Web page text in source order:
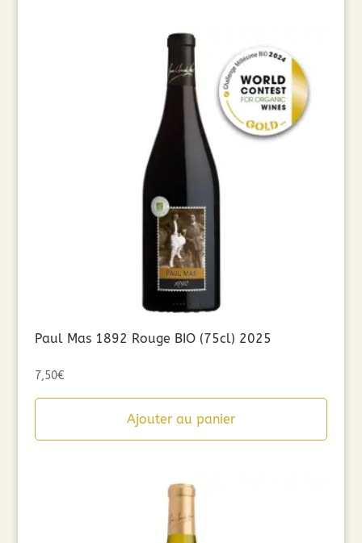
Paul Mas 1892 Rouge BIO (75cl) 2025
7,50€
Ajouter au panier